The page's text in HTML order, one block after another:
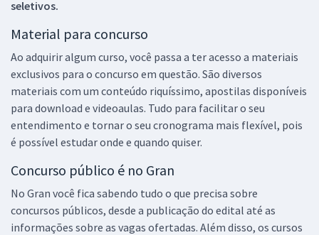
seletivos.
Material para concurso
Ao adquirir algum curso, você passa a ter acesso a materiais
exclusivos para o concurso em questão. São diversos
materiais com um conteúdo riquíssimo, apostilas disponíveis
para download e videoaulas. Tudo para facilitar o seu
entendimento e tornar o seu cronograma mais flexível, pois
é possível estudar onde e quando quiser.
Concurso público é no Gran
No Gran você fica sabendo tudo o que precisa sobre
concursos públicos, desde a publicação do edital até as
informações sobre as vagas ofertadas. Além disso, os cursos